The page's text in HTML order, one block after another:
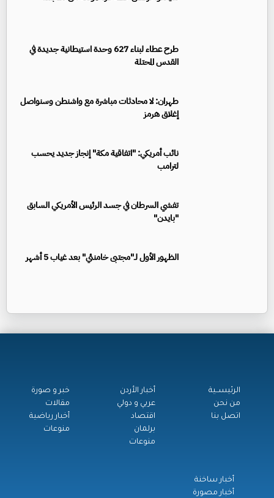
طرح عطاء لبناء 627 وحدة استيطانية جديدة في
القدس المحتلة
طهران: لا محادثات مباشرة مع واشنطن وسنواصل
إغلاق هرمز
نائب أمريكي: "اتفاقية مكة" إنجاز جديد يحسب
لترامب
تفشي السرطان في جسد الرئيس الأمريكي السابق
"بايدن"
الظهور الأول لـ"مجتبى خامنئي" بعد غياب 5 أشهر
الرئيســية
من نحن
اتصل بنا
أخبار الأردن
عربي و دولي
اقتصاد
برلمان
منوعات
خبر و صورة
مقالات
أخبار رياضية
منوعات
أخبار ساخنة
أخبار مصورة